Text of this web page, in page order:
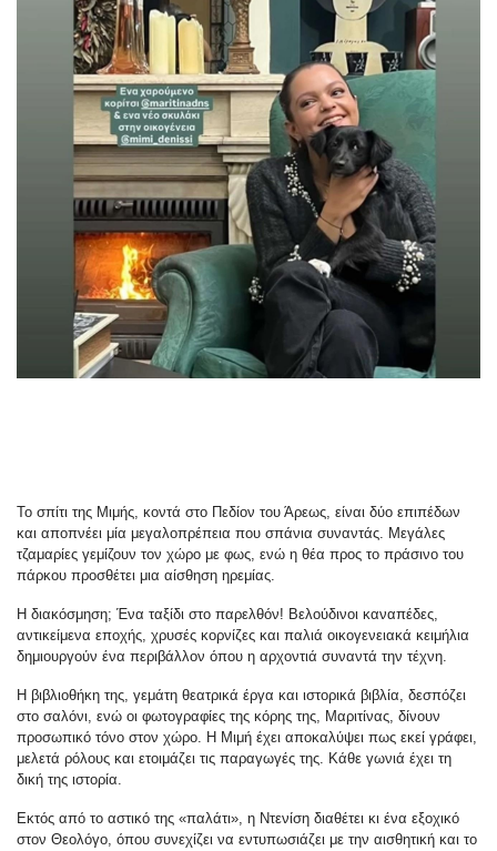
Το σπίτι της Μιμής, κοντά στο Πεδίον του Άρεως, είναι δύο επιπέδων
και αποπνέει μία μεγαλοπρέπεια που σπάνια συναντάς. Μεγάλες
τζαμαρίες γεμίζουν τον χώρο με φως, ενώ η θέα προς το πράσινο του
πάρκου προσθέτει μια αίσθηση ηρεμίας.
Η διακόσμηση; Ένα ταξίδι στο παρελθόν! Βελούδινοι καναπέδες,
αντικείμενα εποχής, χρυσές κορνίζες και παλιά οικογενειακά κειμήλια
δημιουργούν ένα περιβάλλον όπου η αρχοντιά συναντά την τέχνη.
Η βιβλιοθήκη της, γεμάτη θεατρικά έργα και ιστορικά βιβλία, δεσπόζει
στο σαλόνι, ενώ οι φωτογραφίες της κόρης της, Μαριτίνας, δίνουν
προσωπικό τόνο στον χώρο. Η Μιμή έχει αποκαλύψει πως εκεί γράφει,
μελετά ρόλους και ετοιμάζει τις παραγωγές της. Κάθε γωνιά έχει τη
δική της ιστορία.
Εκτός από το αστικό της «παλάτι», η Ντενίση διαθέτει κι ένα εξοχικό
στον Θεολόγο, όπου συνεχίζει να εντυπωσιάζει με την αισθητική και το